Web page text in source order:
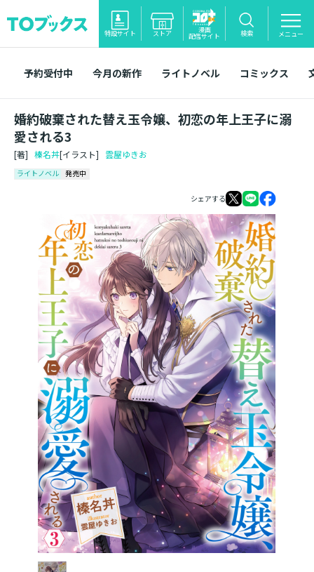
特設サイト ストア 漫画
配信サイト 検索 メニュー
予約受付中 今月の新作 ライトノベル コミックス
婚約破棄された替え玉令嬢、初恋の年上王子に溺
愛される3
[著] 榛名丼[イラスト] 雲屋ゆきお
ライトノベル 発売中
シェアする